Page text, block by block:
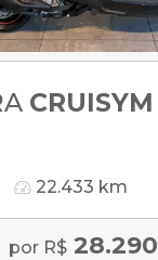
CRUISYM
22.433 km
por R$ 28.290